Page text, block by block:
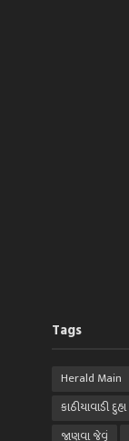
Tags
Herald Main
કાઠીયાવાડી દુહા
જાણવા જેવું